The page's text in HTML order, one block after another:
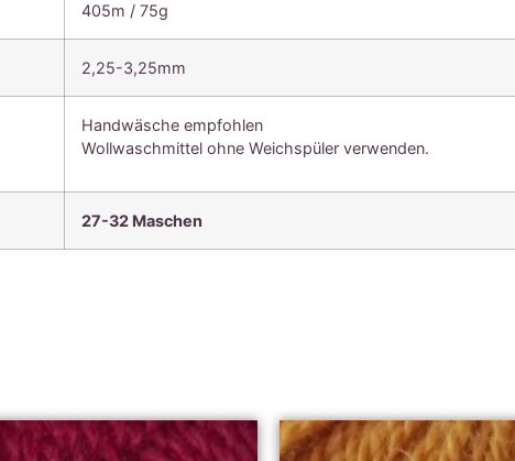
405m / 75g
2,25-3,25mm
Handwäsche empfohlen
Wollwaschmittel ohne Weichspüler verwenden.
27-32 Maschen